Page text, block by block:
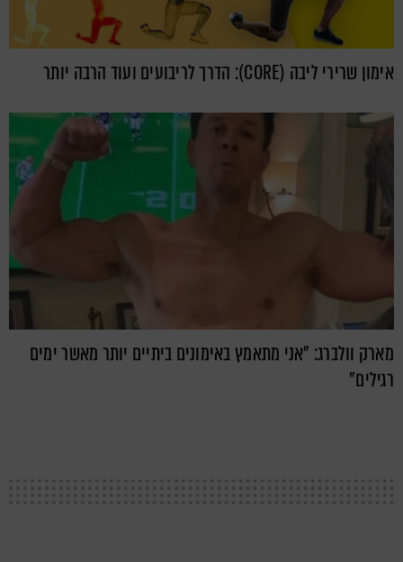
אימון שרירי ליבה (CORE): הדרך לריבועים ועוד הרבה יותר
מארק וולברג: "אני מתאמץ באימונים ביתיים יותר מאשר ימים
רגילים"